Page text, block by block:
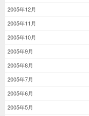
2005年12月
2005年11月
2005年10月
2005年9月
2005年8月
2005年7月
2005年6月
2005年5月